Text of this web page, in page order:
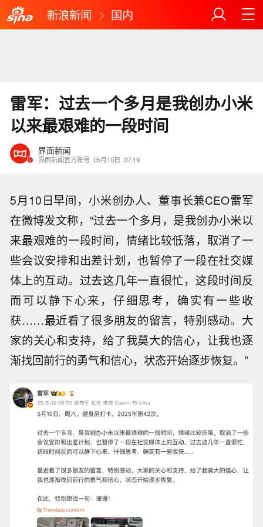
新浪新闻 国内
雷军：过去一个多月是我创办小米
以来最艰难的一段时间
界面新闻
界面新闻官方账号 05月10日 07:19
5月10日早间，小米创办人、董事长兼CEO雷军
在微博发文称，“过去一个多月，是我创办小米以
来最艰难的一段时间，情绪比较低落，取消了一
些会议安排和出差计划，也暂停了一段在社交媒
体上的互动。过去这几年一直很忙，这段时间反
而可以静下心来，仔细思考，确实有一些收
获……最近看了很多朋友的留言，特别感动。大
家的关心和支持，给了我莫大的信心，让我也逐
渐找回前行的勇气和信心，状态开始逐步恢复。”